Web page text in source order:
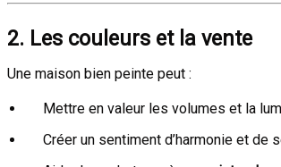
2. Les couleurs et la vente
Une maison bien peinte peut :
Mettre en valeur les volumes et la
Créer un sentiment d’harmonie et de